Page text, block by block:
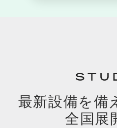
最新設備を備
全国展